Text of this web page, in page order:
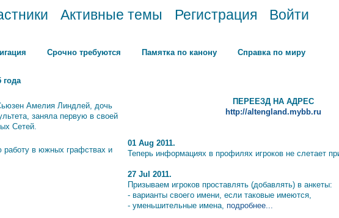
Активные темы Регистрация Войти
Срочно требуются Памятка по канону Справка по миру
года
Амелия Линдлей, дочь
заняла первую в своей
Сетей.
работу в южных графствах и
ПЕРЕЕЗД НА АДРЕС
http://altengland.mybb.ru
01 Aug 2011.
Теперь информациях в профилях игроков не слетает
27 Jul 2011.
Призываем игроков проставлять (добавлять) в анкеты:
- варианты своего имени, если таковые имеются,
- уменьшительные имена, подробнее...